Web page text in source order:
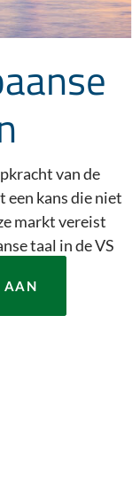
van de
een kans die niet
markt vereist
taal in de VS
AAN